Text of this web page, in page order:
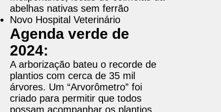
abelhas nativas sem ferrão
Novo Hospital Veterinário
Agenda verde de
2024:
A arborização bateu o recorde de
plantios com cerca de 35 mil
árvores. Um “Arvorômetro” foi
criado para permitir que todos
possam acompanhar os plantios